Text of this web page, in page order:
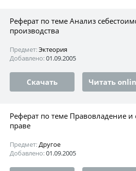
Реферат по теме Анализ
производства
Предмет:Эктеория
Добавлено:01.09.2005
Скачать Читать
Реферат по теме Правовладение
праве
Предмет:Другое
Добавлено:01.09.2005